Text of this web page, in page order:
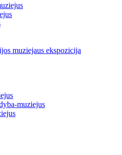
muziejaus ekspozicija
muziejus